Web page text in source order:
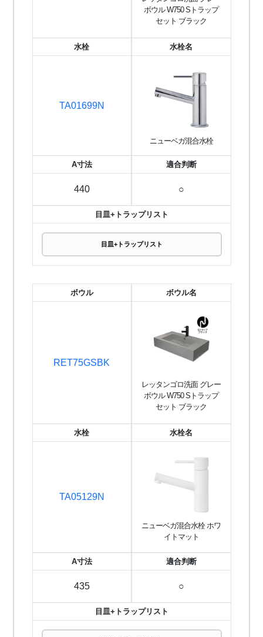
ボウル W750 Sトラップ
セット ブラック
水栓
TA01699N
水栓名
ニューベガ混合水栓
A寸法
440
適合判断
○
目皿+トラップリスト
目皿+トラップリスト
ボウル
RET75GSBK
ボウル名
レッタンゴロ洗面 グレー
ボウル W750 Sトラップ
セット ブラック
水栓
TA05129N
水栓名
ニューベガ混合水栓 ホワ
イトマット
A寸法
435
適合判断
○
目皿+トラップリスト